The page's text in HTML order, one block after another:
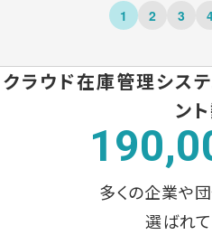
1 2 3
クラウド在庫管理シス
ン
多くの企業や
選ばれ